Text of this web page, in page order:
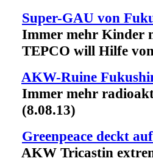
Super-GAU von
Immer mehr Kinder
TEPCO will Hilfe von
AKW-Ruine
Immer mehr
(8.08.13)
Greenpeace deckt auf
AKW Tricastin